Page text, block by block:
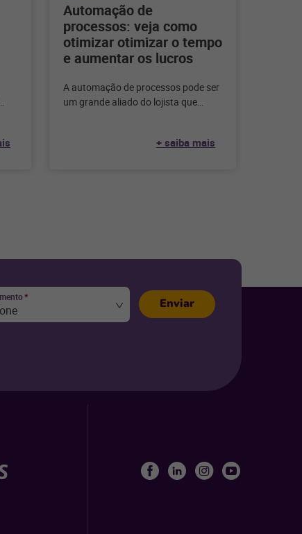
Automação de
processos: veja como
otimizar otimizar o tempo
e aumentar os lucros
A automação de processos pode ser
um grande aliado do lojista que
+ saiba mais
* Enviar